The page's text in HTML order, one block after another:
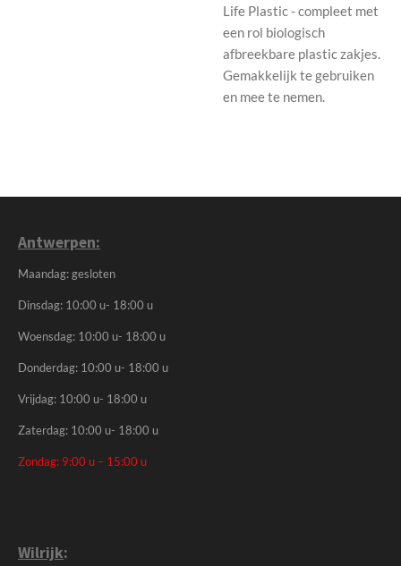
Life Plastic - compleet met
een rol biologisch
afbreekbare plastic zakjes.
Gemakkelijk te gebruiken
en mee te nemen.
Antwerpen:
Maandag: gesloten
Dinsdag: 10:00 u- 18:00 u
Woensdag: 10:00 u- 18:00 u
Donderdag: 10:00 u- 18:00 u
Vrijdag: 10:00 u- 18:00 u
Zaterdag: 10:00 u- 18:00 u
Zondag: 9:00 u – 15:00 u
Wilrijk: